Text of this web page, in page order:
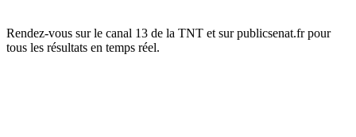
Rendez-vous sur le canal 13 de la TNT et surpublicsenat.frpour
tous les résultats en temps réel.